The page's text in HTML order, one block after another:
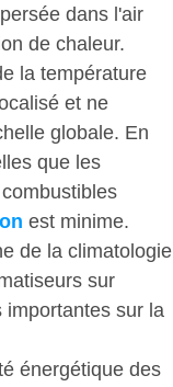
dans l'air
de chaleur.
la température
et ne
globale. En
que les
est minime.
de la climatologie
sur
importantes sur la
énergétique des